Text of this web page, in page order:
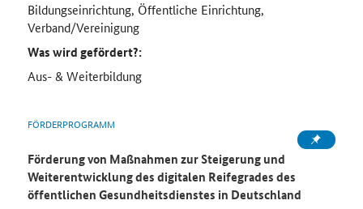
Bildungseinrichtung, Öffentliche Einrichtung,
Verband/Vereinigung
Was wird gefördert?:
Aus- & Weiterbildung
FÖRDERPROGRAMM
Förderung von Maßnahmen zur Steigerung und
Weiterentwicklung des digitalen Reifegrades des
öffentlichen Gesundheitsdienstes in Deutschland